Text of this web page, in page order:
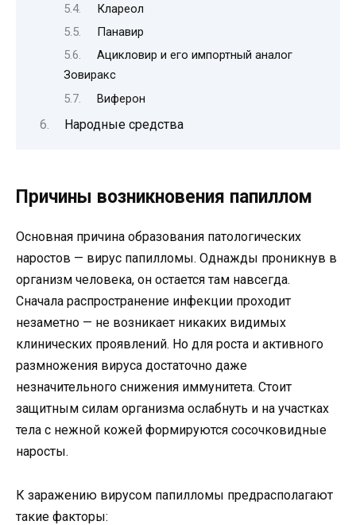
Клареол
Панавир
Ацикловир и его импортный аналог
Зовиракс
Виферон
Народные средства
Причины возникновения папиллом
Основная причина образования патологических
наростов — вирус папилломы. Однажды проникнув в
организм человека, он остается там навсегда.
Сначала распространение инфекции проходит
незаметно — не возникает никаких видимых
клинических проявлений. Но для роста и активного
размножения вируса достаточно даже
незначительного снижения иммунитета. Стоит
защитным силам организма ослабнуть и на участках
тела с нежной кожей формируются сосочковидные
наросты.
К заражению вирусом папилломы предрасполагают
такие факторы: